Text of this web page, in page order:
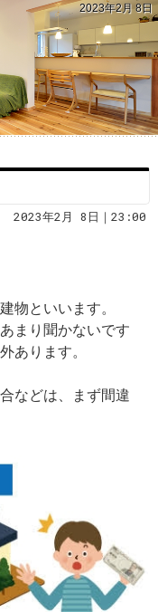
2023年2月 8日
2023年2月 8日｜23:00
物といいます。
まり聞かないです
あります。
などは、まず間違